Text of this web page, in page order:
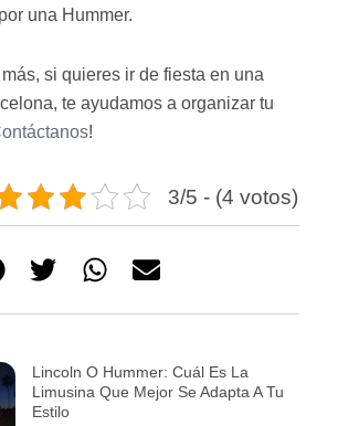
una Hummer.
si quieres ir de fiesta en una
te ayudamos a organizar tu
!
3/5 - (4 votos)
Lincoln O Hummer: Cuál Es La
Limusina Que Mejor Se Adapta A Tu
Estilo